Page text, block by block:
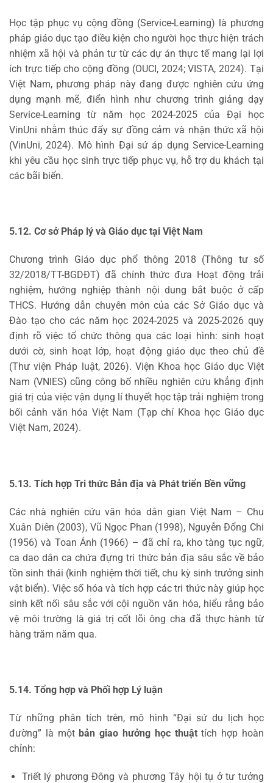
Học tập phục vụ cộng đồng (Service-Learning) là phương
pháp giáo dục tạo điều kiện cho người học thực hiện trách
nhiệm xã hội và phản tư từ các dự án thực tế mang lại lợi
ích trực tiếp cho cộng đồng (OUCI, 2024; VISTA, 2024). Tại
Việt Nam, phương pháp này đang được nghiên cứu ứng
dụng mạnh mẽ, điển hình như chương trình giảng dạy
Service-Learning từ năm học 2024-2025 của Đại học
VinUni nhằm thúc đẩy sự đồng cảm và nhận thức xã hội
(VinUni, 2024). Mô hình Đại sứ áp dụng Service-Learning
khi yêu cầu học sinh trực tiếp phục vụ, hỗ trợ du khách tại
các bãi biển.
5.12. Cơ sở Pháp lý và Giáo dục tại Việt Nam
Chương trình Giáo dục phổ thông 2018 (Thông tư số
32/2018/TT-BGDĐT) đã chính thức đưa Hoạt động trải
nghiệm, hướng nghiệp thành nội dung bắt buộc ở cấp
THCS. Hướng dẫn chuyên môn của các Sở Giáo dục và
Đào tạo cho các năm học 2024-2025 và 2025-2026 quy
định rõ việc tổ chức thông qua các loại hình: sinh hoạt
dưới cờ, sinh hoạt lớp, hoạt động giáo dục theo chủ đề
(Thư viện Pháp luật, 2026). Viện Khoa học Giáo dục Việt
Nam (VNIES) cũng công bố nhiều nghiên cứu khẳng định
giá trị của việc vận dụng lí thuyết học tập trải nghiệm trong
bối cảnh văn hóa Việt Nam (Tạp chí Khoa học Giáo dục
Việt Nam, 2024).
5.13. Tích hợp Tri thức Bản địa và Phát triển Bền vững
Các nhà nghiên cứu văn hóa dân gian Việt Nam – Chu
Xuân Diên (2003), Vũ Ngọc Phan (1998), Nguyễn Đổng Chi
(1956) và Toan Ánh (1966) – đã chỉ ra, kho tàng tục ngữ,
ca dao dân ca chứa đựng tri thức bản địa sâu sắc về bảo
tồn sinh thái (kinh nghiệm thời tiết, chu kỳ sinh trưởng sinh
vật biển). Việc số hóa và tích hợp các tri thức này giúp học
sinh kết nối sâu sắc với cội nguồn văn hóa, hiểu rằng bảo
vệ môi trường là giá trị cốt lõi ông cha đã thực hành từ
hàng trăm năm qua.
5.14. Tổng hợp và Phối hợp Lý luận
Từ những phân tích trên, mô hình “Đại sứ du lịch học
đường” là một bản giao hưởng học thuậttích hợp hoàn
chỉnh:
Triết lý phương Đông và phương Tây hội tụ ở tư tưởng